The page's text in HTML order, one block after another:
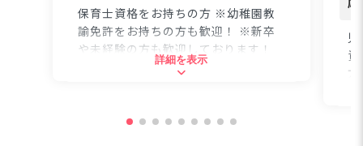
保育士資格をお持ちの方 ※幼稚園教
諭免許をお持ちの方も歓迎！ ※新卒
や未経験の方も歓迎しております！
◆職員は20代～50代まで幅広い年代
るので、自分の意見が言いやすい雰囲
詳細を表示
の
い
も
応
資
方